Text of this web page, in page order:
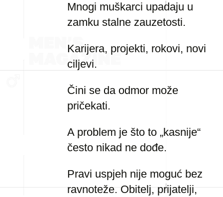
Mnogi muškarci upadaju u
zamku stalne zauzetosti.
Karijera, projekti, rokovi, novi
ciljevi.
Čini se da odmor može
pričekati.
A problem je što to „kasnije“
često nikad ne dođe.
Pravi uspjeh nije moguć bez
ravnoteže. Obitelj, prijatelji,